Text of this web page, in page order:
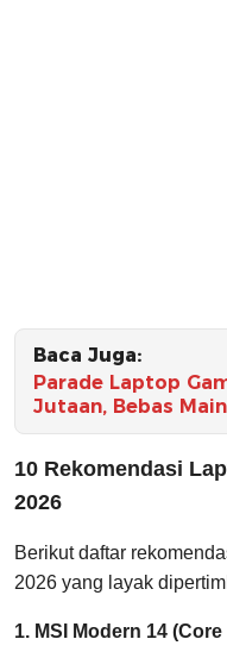
Baca Juga:
Parade Laptop
Jutaan, Bebas
10 Rekomendasi
2026
Berikut daftar
2026 yang layak
1. MSI Modern 14 (Core